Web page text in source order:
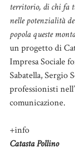
territorio, di chi fa
nelle potenzialità
popola queste
un progetto di
Impresa Sociale
Sabatella, Sergio
professionisti
comunicazione.
+info
Catasta Pollino